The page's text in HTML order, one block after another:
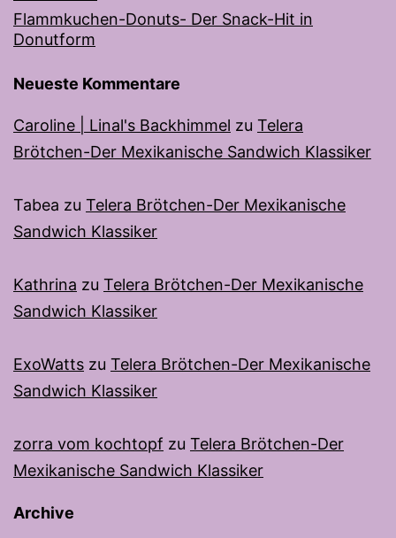
Flammkuchen-Donuts- Der Snack-Hit in
Donutform
Neueste Kommentare
Caroline | Linal's Backhimmel zu Telera
Brötchen-Der Mexikanische Sandwich Klassiker
Tabea zu Telera Brötchen-Der Mexikanische
Sandwich Klassiker
Kathrina zu Telera Brötchen-Der Mexikanische
Sandwich Klassiker
ExoWatts zu Telera Brötchen-Der Mexikanische
Sandwich Klassiker
zorra vom kochtopf zu Telera Brötchen-Der
Mexikanische Sandwich Klassiker
Archive